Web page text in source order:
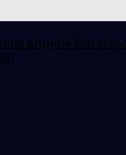
вітрина Sorrento